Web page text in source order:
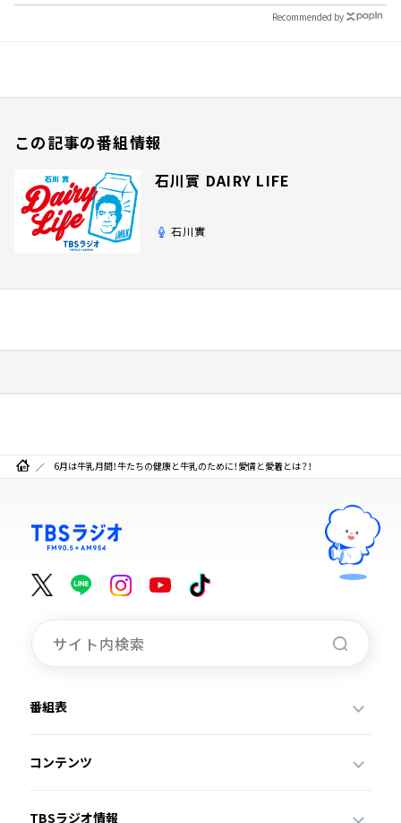
Recommended by
この記事の番組情報
石川實 DAIRY LIFE
石川實
6月は牛乳月間！牛たちの健康と牛乳のために！愛情と愛着とは？！
番組表
コンテンツ
TBSラジオ情報